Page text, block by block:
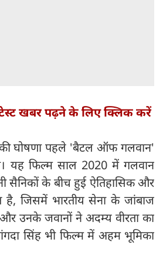
खबर पढ़ने के लिए क्लिक करें
घोषणा पहले 'बैटल ऑफ गलवान'
यह फिल्म साल 2020 में गलवान
सैनिकों के बीच हुई ऐतिहासिक और
है, जिसमें भारतीय सेना के जांबाज
उनके जवानों ने अदम्य वीरता का
सिंह भी फिल्म में अहम भूमिका